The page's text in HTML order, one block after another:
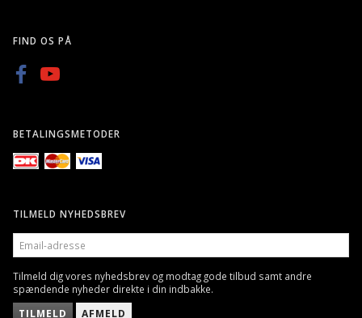
FIND OS PÅ
BETALINGSMETODER
TILMELD NYHEDSBREV
EMAIL-
ADRESSE
Tilmeld dig vores nyhedsbrev og modtag gode tilbud samt andre
spændende nyheder direkte i din indbakke.
TILMELD AFMELD